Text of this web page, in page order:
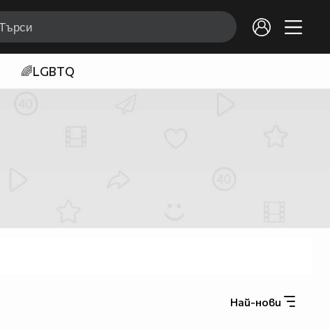
🌈LGBTQ
Най-нови